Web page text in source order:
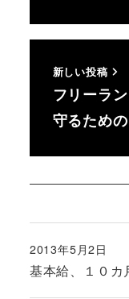
新しい投稿
フリーラ
守るため
基本給、１０
投稿日
2013年5月2日